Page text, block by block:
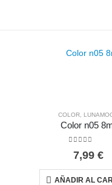
COLOR,
Color n05
7,99 €
AÑADIR AL